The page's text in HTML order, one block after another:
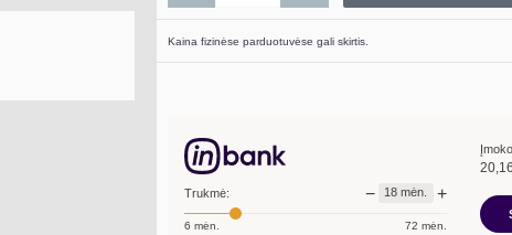
Kaina fizinėse parduotuvėse gali skirtis.
Trukmė: − 18 mėn. +
6 mėn. 72 mėn.
20,16